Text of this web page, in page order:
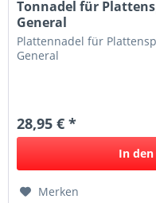
Tonnadel für
General
Plattennadel für
General
28,95 € *
In den
Merken